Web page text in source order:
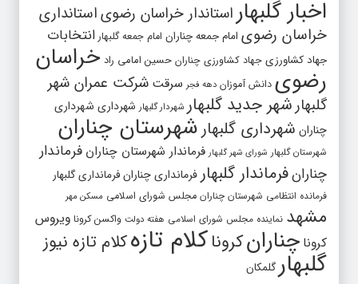
اخبار گلبهار استاندار خراسان رضویاستانداری
خراسان رضوی امام جمعه چناران امام جمعه گلبهار انتخابات
جهاد کشاورزی جهاد کشاورزی چناران حسین امامی راد خراسان
رضوی دانش آموزان دهه فجر سرقت شرکت عمران شهر
گلبهارشهر جدید گلبهار شهردار گلبهار شهرداری شهرداری
چناران شهرداری گلبهارشهرستان چناران
شهرستان گلبهار شورای شهر گلبهار فرماندار شهرستان چناران فرماندار
چنارانفرماندار گلبهار فرمانداری چنارانفرمانداری گلبهار
فرمانده انتظامی شهرستان چناران مجلس شورای اسلامی مسکن مهر
مشهد نماینده مجلس شورای اسلامی هفته دولت واکسن کرونا ویروس
کرونا چنارانکروناکلام تازهکلام تازه نیوز
گلبهارگلمکان